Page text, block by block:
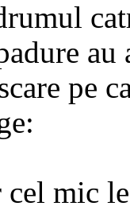
au
pe
mic